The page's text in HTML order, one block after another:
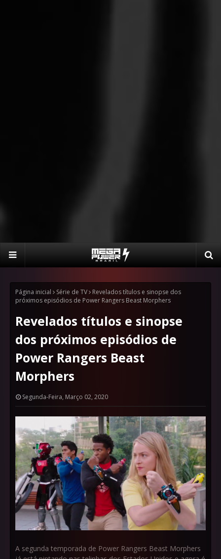
Página inicial Série de TV
Revelados títulos e sinopse dos
próximos episódios de Power Rangers Beast Morphers
Revelados títulos e sinopse
dos próximos episódios de
Power Rangers Beast
Morphers
Segunda-Feira, Março 02, 2020
A segunda temporada de Power Rangers Beast Morphers